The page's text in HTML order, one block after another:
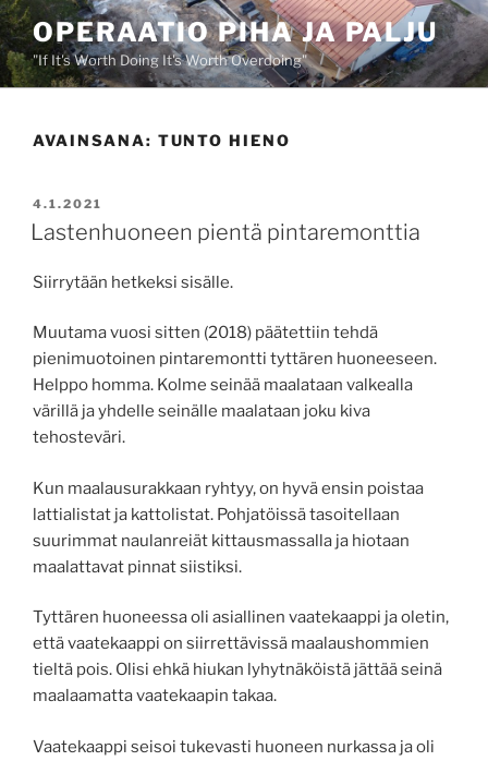
Siirry
sisältöönOPERAATIO PIHA JA PALJU
"If It's Worth Doing It's Worth Overdoing"
AVAINSANA: TUNTO HIENO
JULKAISTU
4.1.2021
Lastenhuoneen pientä pintaremonttia
Siirrytään hetkeksi sisälle.
Muutama vuosi sitten (2018) päätettiin tehdä
pienimuotoinen pintaremontti tyttären huoneeseen.
Helppo homma. Kolme seinää maalataan valkealla
värillä ja yhdelle seinälle maalataan joku kiva
tehosteväri.
Kun maalausurakkaan ryhtyy, on hyvä ensin poistaa
lattialistat ja kattolistat. Pohjatöissä tasoitellaan
suurimmat naulanreiät kittausmassalla ja hiotaan
maalattavat pinnat siistiksi.
Tyttären huoneessa oli asiallinen vaatekaappi ja oletin,
että vaatekaappi on siirrettävissä maalaushommien
tieltä pois. Olisi ehkä hiukan lyhytnäköistä jättää seinä
maalaamatta vaatekaapin takaa.
Vaatekaappi seisoi tukevasti huoneen nurkassa ja oli